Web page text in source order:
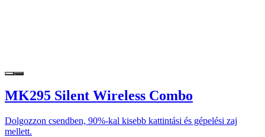
MK295 Silent Wireless Combo
Dolgozzon csendben, 90%-kal kisebb kattintási és gépelési zaj
mellett.